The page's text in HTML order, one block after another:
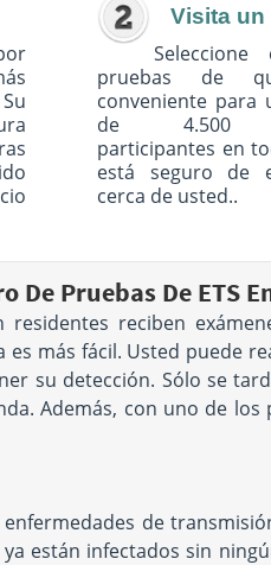
Visita
pruebas de
conveniente para
de 4.500
participantes en
está seguro de
cerca de usted..
De Pruebas De ETS
residentes reciben
más fácil. Usted puede
su detección. Sólo se
Además, con uno de
de
están infectados sin